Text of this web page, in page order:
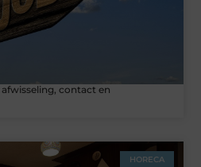
contact en
HORECA